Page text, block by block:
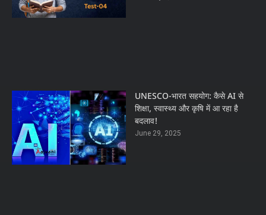
UNESCO-भारत सहयोग: कैसे AI से
शिक्षा, स्वास्थ्य और कृषि में आ रहा है
बदलाव!
June 29, 2025